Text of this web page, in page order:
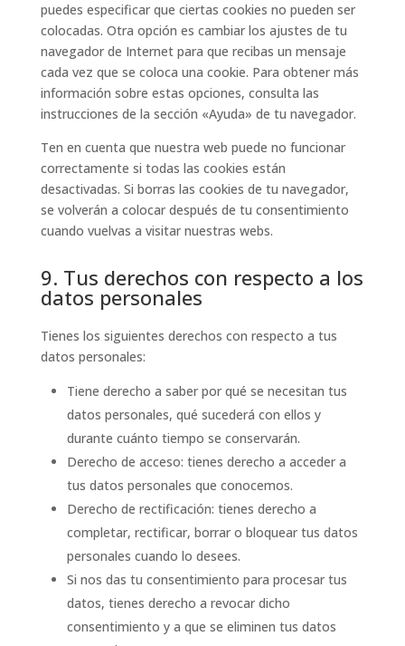
puedes especificar que ciertas cookies no pueden ser
colocadas. Otra opción es cambiar los ajustes de tu
navegador de Internet para que recibas un mensaje
cada vez que se coloca una cookie. Para obtener más
información sobre estas opciones, consulta las
instrucciones de la sección «Ayuda» de tu navegador.
Ten en cuenta que nuestra web puede no funcionar
correctamente si todas las cookies están
desactivadas. Si borras las cookies de tu navegador,
se volverán a colocar después de tu consentimiento
cuando vuelvas a visitar nuestras webs.
9. Tus derechos con respecto a los
datos personales
Tienes los siguientes derechos con respecto a tus
datos personales:
Tiene derecho a saber por qué se necesitan tus
datos personales, qué sucederá con ellos y
durante cuánto tiempo se conservarán.
Derecho de acceso: tienes derecho a acceder a
tus datos personales que conocemos.
Derecho de rectificación: tienes derecho a
completar, rectificar, borrar o bloquear tus datos
personales cuando lo desees.
Si nos das tu consentimiento para procesar tus
datos, tienes derecho a revocar dicho
consentimiento y a que se eliminen tus datos